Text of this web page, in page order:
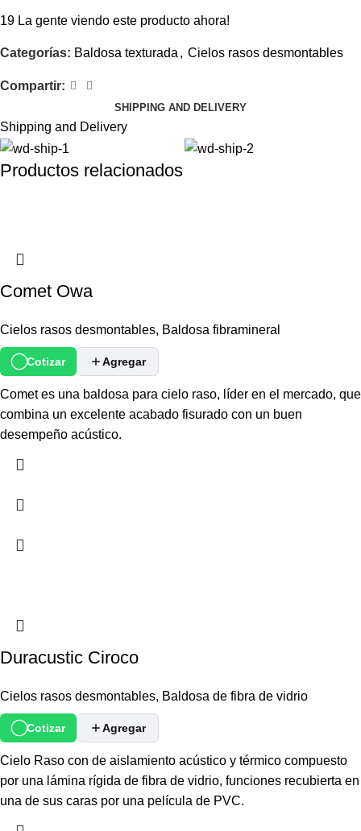
19 La gente viendo este producto ahora!
Categorías: Baldosa texturada , Cielos rasos desmontables
Compartir:
SHIPPING AND DELIVERY
Shipping and Delivery
Productos relacionados
Comet Owa
Cielos rasos desmontables, Baldosa fibramineral
Cotizar Agregar
Comet es una baldosa para cielo raso, líder en el mercado, que
combina un excelente acabado fisurado con un buen
desempeño acústico.
Duracustic Ciroco
Cielos rasos desmontables, Baldosa de fibra de vidrio
Cotizar Agregar
Cielo Raso con de aislamiento acústico y térmico compuesto
por una lámina rígida de fibra de vidrio, funciones recubierta en
una de sus caras por una película de PVC.